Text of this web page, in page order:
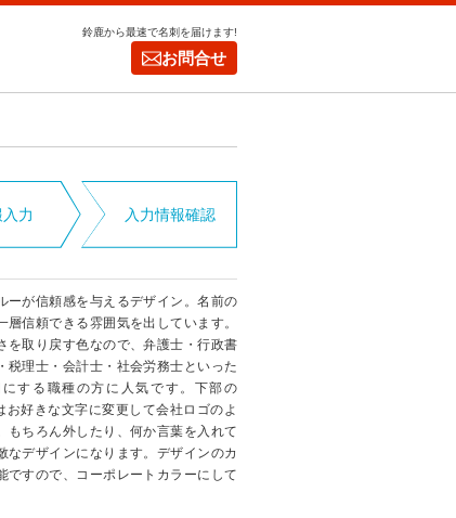
鈴鹿から最速で名刺を届けます!
お問合せ
力 入力情報確認
ーが信頼感を与えるデザイン。名前の
層信頼できる雰囲気を出しています。
を取り戻す色なので、弁護士・行政書
税理士・会計士・社会労務士といった
する職種の方に人気です。下部の
お好きな文字に変更して会社ロゴのよ
もちろん外したり、何か言葉を入れて
なデザインになります。デザインのカ
ですので、コーポレートカラーにして